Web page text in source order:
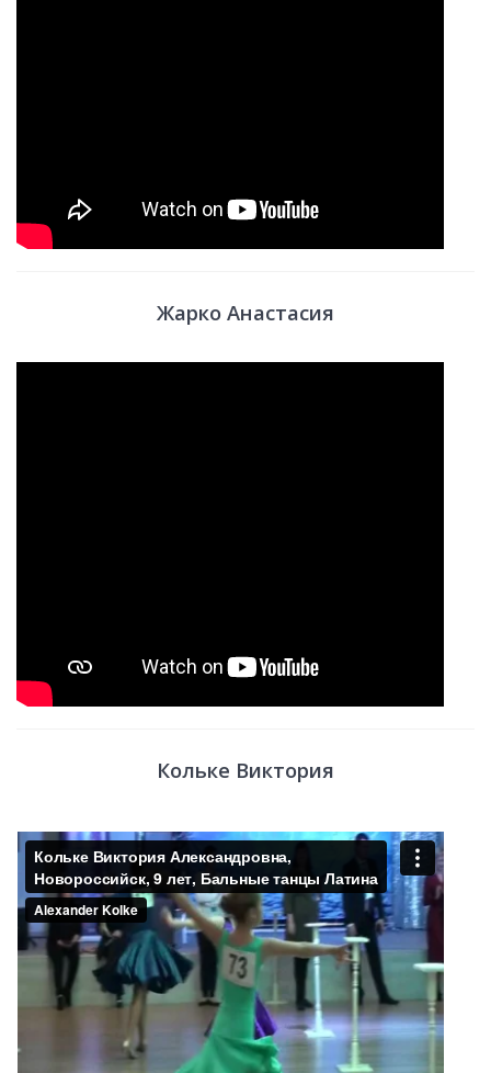
Жарко Анастасия
Кольке Виктория